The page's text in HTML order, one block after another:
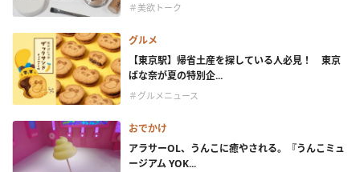
＃美欲トーク
グルメ
【東京駅】帰省土産を探している人必見！ 東京
ばな奈が夏の特別企...
＃グルメニュース
おでかけ
アラサーOL、うんこに癒やされる。『うんこミュ
ージアム YOK...